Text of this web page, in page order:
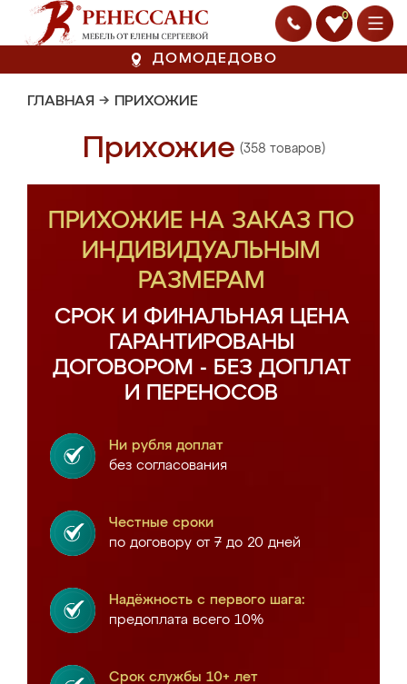
0
ДОМОДЕДОВО
ГЛАВНАЯ → ПРИХОЖИЕ
Прихожие (358 товаров)
ПРИХОЖИЕ НА ЗАКАЗ ПО
ИНДИВИДУАЛЬНЫМ
РАЗМЕРАМ
СРОК И ФИНАЛЬНАЯ ЦЕНА
ГАРАНТИРОВАНЫ
ДОГОВОРОМ - БЕЗ ДОПЛАТ
И ПЕРЕНОСОВ
Ни рубля доплат
без согласования
Честные сроки
по договору от 7 до 20 дней
Надёжность с первого шага:
предоплата всего 10%
Срок службы 10+ лет